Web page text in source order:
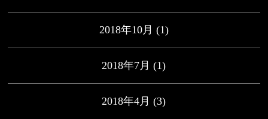
2018年10月 (1)
2018年7月 (1)
2018年4月 (3)